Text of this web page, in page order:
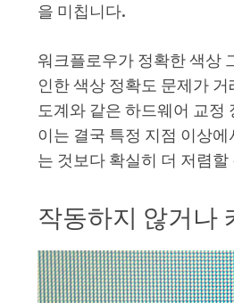
을 미칩니다.
워크플로우가 정확한 색상
인한 색상 정확도 문제가
도계와 같은 하드웨어 교정
이는 결국 특정 지점 이상
는 것보다 확실히 더 저렴할
작동하지 않거나